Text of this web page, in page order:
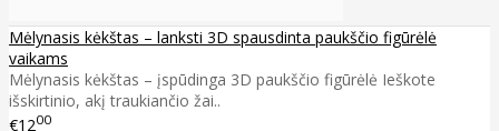
Mėlynasis kėkštas – lanksti 3D spausdinta paukščio figūrėlė
vaikams
Mėlynasis kėkštas – įspūdinga 3D paukščio figūrėlė Ieškote
išskirtinio, akį traukiančio žai..
€1200